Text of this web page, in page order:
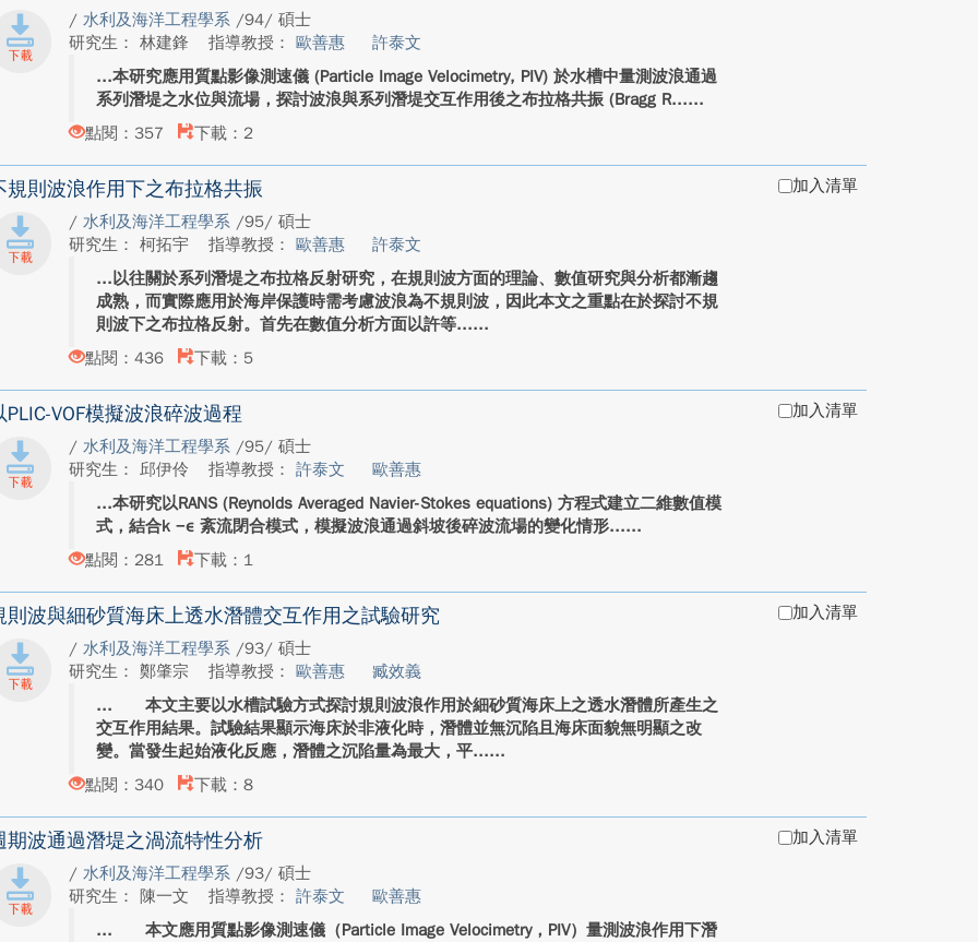
/水利及海洋工程學系 /94/ 碩士
研究生： 林建鋒
指導教授：歐善惠
許泰文
本研究應用質點影像測速儀 (Particle Image Velocimetry, PIV) 於水槽中量測波浪通過
系列潛堤之水位與流場，探討波浪與系列潛堤交互作用後之布拉格共振 (Bragg R...
點閱：357
下載：2
規則波浪作用下之布拉格共振
/水利及海洋工程學系 /95/ 碩士
研究生： 柯拓宇
指導教授：歐善惠
許泰文
以往關於系列潛堤之布拉格反射研究，在規則波方面的理論、數值研究與分析都漸趨
成熟，而實際應用於海岸保護時需考慮波浪為不規則波，因此本文之重點在於探討不規
則波下之布拉格反射。首先在數值分析方面以許等...
點閱：436
下載：5
加入清單
PLIC-VOF模擬波浪碎波過程
/水利及海洋工程學系 /95/ 碩士
研究生： 邱伊伶
指導教授：許泰文
歐善惠
本研究以RANS (Reynolds Averaged Navier-Stokes equations) 方程式建立二維數值模
式，結合k −ε 紊流閉合模式，模擬波浪通過斜坡後碎波流場的變化情形...
點閱：281
下載：1
加入清單
則波與細砂質海床上透水潛體交互作用之試驗研究
/水利及海洋工程學系 /93/ 碩士
研究生： 鄭肇宗
指導教授：歐善惠
臧效義
本文主要以水槽試驗方式探討規則波浪作用於細砂質海床上之透水潛體所產生之
交互作用結果。試驗結果顯示海床於非液化時，潛體並無沉陷且海床面貌無明顯之改
變。當發生起始液化反應，潛體之沉陷量為最大，平...
點閱：340
下載：8
加入清單
期波通過潛堤之渦流特性分析
/水利及海洋工程學系 /93/ 碩士
研究生： 陳一文
指導教授：許泰文
歐善惠
本文應用質點影像測速儀（Particle Image Velocimetry，PIV）量測波浪作用下潛
加入清單